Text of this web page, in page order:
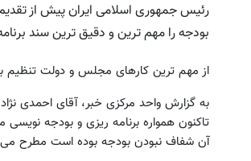
بودجه را مهم ترین و دقیق ترین سند
از مهم ترین کارهای مجلس و دولت تنظیم
به گزارش واحد مرکزی خبر، آقای احمدی
تاکنون همواره برنامه ریزی و بودجه
آن شفاف نبودن بودجه بوده است مطرح